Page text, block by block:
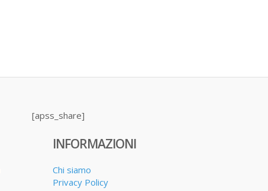
[apss_share]
INFORMAZIONI
Chi siamo
Privacy Policy